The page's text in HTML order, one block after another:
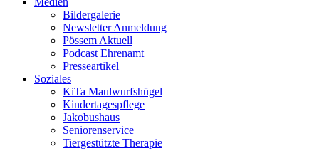
Bildergalerie
Newsletter Anmeldung
Pössem Aktuell
Podcast Ehrenamt
Presseartikel
Soziales
KiTa Maulwurfshügel
Kindertagespflege
Jakobushaus
Seniorenservice
Tiergestützte Therapie